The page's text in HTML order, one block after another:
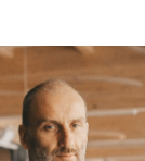
МИРА ID